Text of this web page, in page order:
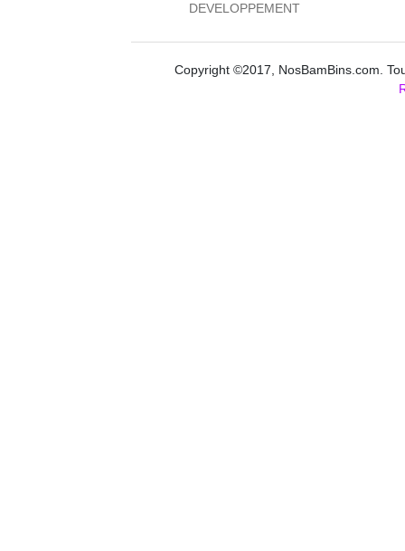
DEVELOPPEMENT
Copyright ©2017, NosBamBins.com.